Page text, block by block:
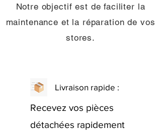
Notre objectif est de faciliter la
maintenance et la réparation de vos
stores.
Livraison rapide :
Recevez vos pièces
détachées rapidement